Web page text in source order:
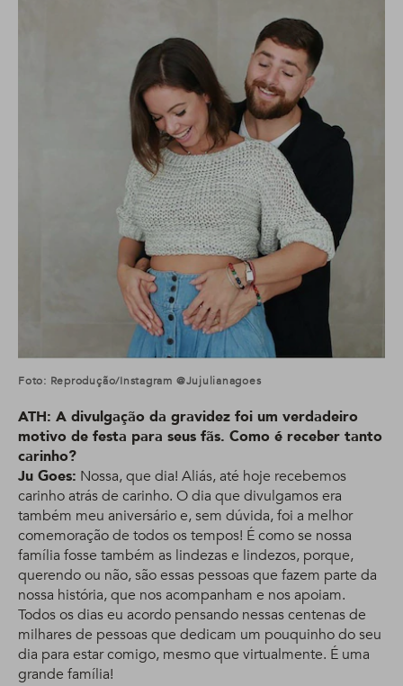
Foto: Reprodução/Instagram @jujulianagoes
ATH: A divulgação da gravidez foi um verdadeiro
motivo de festa para seus fãs. Como é receber tanto
carinho?
Ju Goes: Nossa, que dia! Aliás, até hoje recebemos
carinho atrás de carinho. O dia que divulgamos era
também meu aniversário e, sem dúvida, foi a melhor
comemoração de todos os tempos! É como se nossa
família fosse também as lindezas e lindezos, porque,
querendo ou não, são essas pessoas que fazem parte da
nossa história, que nos acompanham e nos apoiam.
Todos os dias eu acordo pensando nessas centenas de
milhares de pessoas que dedicam um pouquinho do seu
dia para estar comigo, mesmo que virtualmente. É uma
grande família!